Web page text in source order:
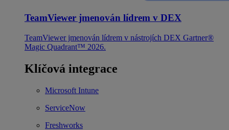
TeamViewer jmenován lídrem v DEX
TeamViewer jmenován lídrem v nástrojích DEX Gartner®
Magic Quadrant™ 2026.
Klíčová integrace
Microsoft Intune
ServiceNow
Freshworks